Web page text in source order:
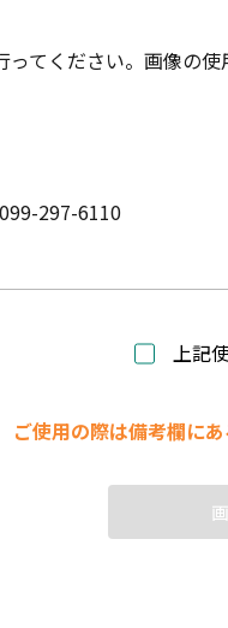
てください。画像の
099-297-6110
上記
ご使用の際は備考欄に